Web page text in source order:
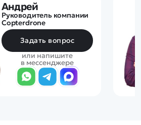
Андрей
Руководитель компании
Copterdrone
Задать вопрос
или напишите
в мессенджере